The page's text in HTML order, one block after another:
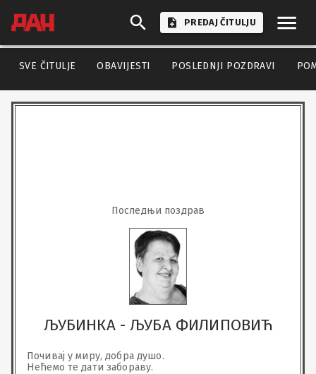
PREDAJ ČITULJU
SVE ČITULJE OBAVIJESTI POSLEDNJI POZDRAVI
Последњи поздрав
ЉУБИНКА - ЉУБА ФИЛИПОВИЋ
Почивај у миру, добра душо.
Нећемо те дати забораву.